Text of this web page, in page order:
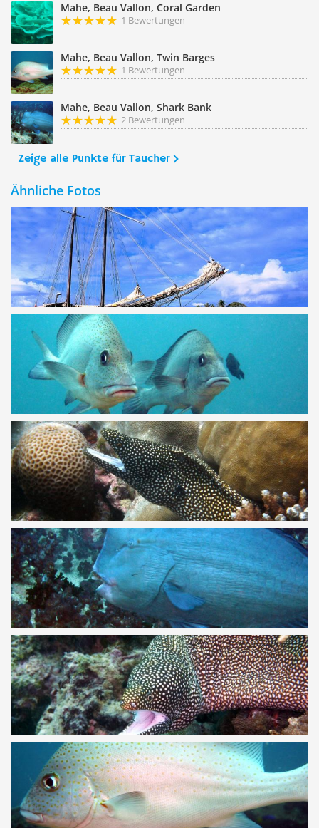
Mahe, Beau Vallon, Coral Garden
1 Bewertungen
Mahe, Beau Vallon, Twin Barges
1 Bewertungen
Mahe, Beau Vallon, Shark Bank
2 Bewertungen
Zeige alle Punkte für Taucher
Ähnliche Fotos